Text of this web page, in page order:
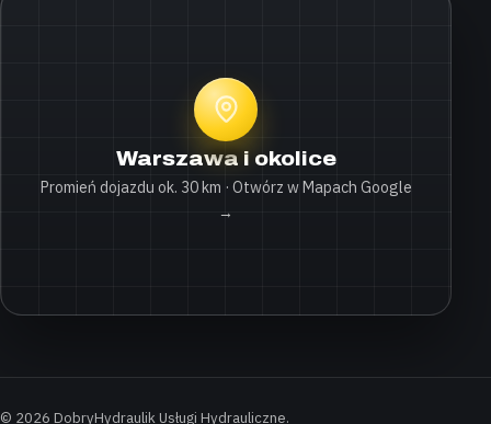
Warszawa i okolice
Promień dojazdu ok. 30 km · Otwórz w Mapach Google
→
© 2026 DobryHydraulik Usługi Hydrauliczne.